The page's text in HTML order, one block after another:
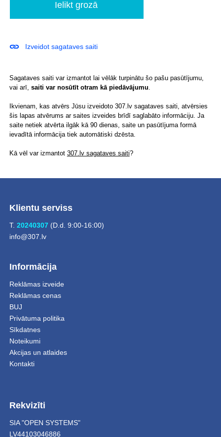
Izveidot sagataves saiti
Sagataves saiti var izmantot lai vēlāk turpinātu šo pašu pasūtījumu,
vai arī, saiti var nosūtīt otram kā piedāvājumu
Ikvienam, kas atvērs Jūsu izveidoto 307.lv sagataves saiti, atvērsies
šis lapas atvērums ar saites izveides brīdī saglabāto informāciju. Ja
saite netiek atvērta ilgāk kā 90 dienas, saite un pasūtījuma formā
ievadītā informācija tiek automātiski dzēsta.
Kā vēl var izmantot 307.lv sagataves saiti?
Klientu serviss
T. 20240307(D.d. 9:00-16:00)
info@307.lv
Informācija
Reklāmas izveide
Reklāmas cenas
BUJ
Privātuma politika
Sīkdatnes
Noteikumi
Akcijas un atlaides
Kontakti
Rekvizīti
SIA "OPEN SYSTEMS"
LV44103046886